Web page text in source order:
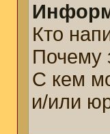
Кто
Почему
С кем
и/или